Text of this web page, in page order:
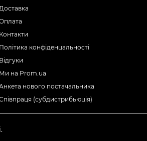
Контакти
Політика конфіденцальності
Відгуки
Ми на Prom.ua
нового постачальника
(субдистрибьюція)